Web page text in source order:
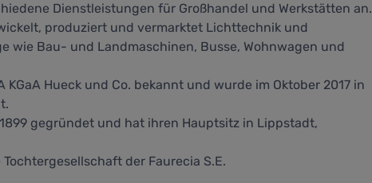
Dienstleistungen für Großhandel und Werkstätten an.
produziert und vermarktet Lichttechnik und
wie Bau- und Landmaschinen, Busse, Wohnwagen und
Hueck und Co. bekannt und wurde im Oktober 2017 in
1899 gegründet und hat ihren Hauptsitz in Lippstadt,
Tochtergesellschaft der Faurecia S.E.